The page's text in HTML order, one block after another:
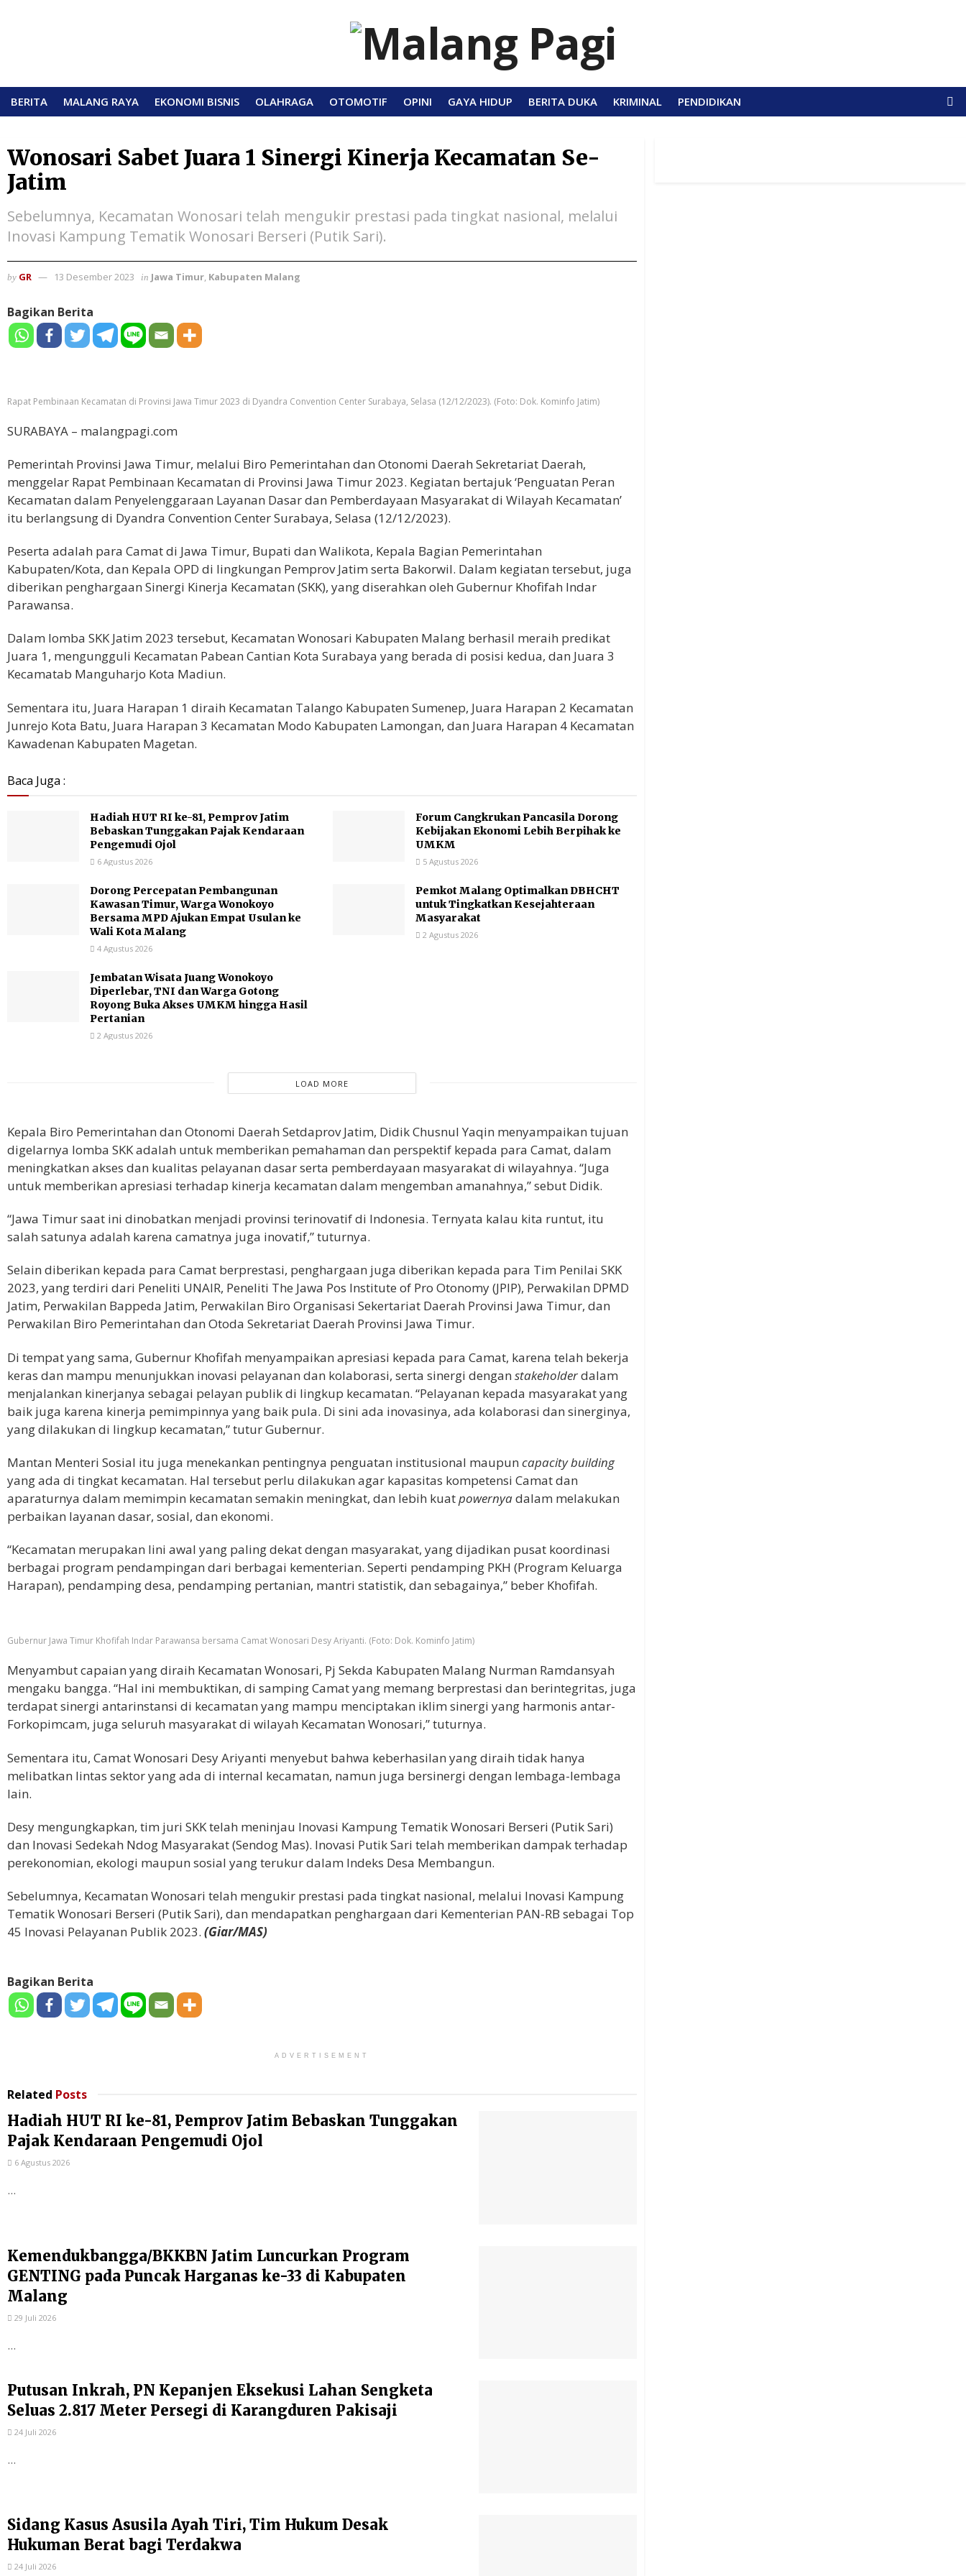
BERITA MALANG RAYA EKONOMI BISNIS OLAHRAGA OTOMOTIF OPINI GAYA HIDUP BERITA DUKA KRIMINAL PENDIDIKAN
Wonosari Sabet Juara 1 Sinergi Kinerja Kecamatan Se-
Jatim
Sebelumnya, Kecamatan Wonosari telah mengukir prestasi pada tingkat nasional, melalui
Inovasi Kampung Tematik Wonosari Berseri (Putik Sari).
by GR 13 Desember 2023 in Jawa Timur Kabupaten Malang
Bagikan Berita
Rapat Pembinaan Kecamatan di Provinsi Jawa Timur 2023 di Dyandra Convention Center Surabaya, Selasa (12/12/2023). (Foto: Dok. Kominfo Jatim)
SURABAYA – malangpagi.com
Pemerintah Provinsi Jawa Timur, melalui Biro Pemerintahan dan Otonomi Daerah Sekretariat Daerah,
menggelar Rapat Pembinaan Kecamatan di Provinsi Jawa Timur 2023. Kegiatan bertajuk ‘Penguatan Peran
Kecamatan dalam Penyelenggaraan Layanan Dasar dan Pemberdayaan Masyarakat di Wilayah Kecamatan’
itu berlangsung di Dyandra Convention Center Surabaya, Selasa (12/12/2023).
Peserta adalah para Camat di Jawa Timur, Bupati dan Walikota, Kepala Bagian Pemerintahan
Kabupaten/Kota, dan Kepala OPD di lingkungan Pemprov Jatim serta Bakorwil. Dalam kegiatan tersebut, juga
diberikan penghargaan Sinergi Kinerja Kecamatan (SKK), yang diserahkan oleh Gubernur Khofifah Indar
Parawansa.
Dalam lomba SKK Jatim 2023 tersebut, Kecamatan Wonosari Kabupaten Malang berhasil meraih predikat
Juara 1, mengungguli Kecamatan Pabean Cantian Kota Surabaya yang berada di posisi kedua, dan Juara 3
Kecamatab Manguharjo Kota Madiun.
Sementara itu, Juara Harapan 1 diraih Kecamatan Talango Kabupaten Sumenep, Juara Harapan 2 Kecamatan
Junrejo Kota Batu, Juara Harapan 3 Kecamatan Modo Kabupaten Lamongan, dan Juara Harapan 4 Kecamatan
Kawadenan Kabupaten Magetan.
Baca Juga :
Hadiah HUT RI ke-81, Pemprov Jatim
Bebaskan Tunggakan Pajak Kendaraan
Pengemudi Ojol
6 Agustus 2026
Forum Cangkrukan Pancasila Dorong
Kebijakan Ekonomi Lebih Berpihak ke
UMKM
5 Agustus 2026
Dorong Percepatan Pembangunan
Kawasan Timur, Warga Wonokoyo
Bersama MPD Ajukan Empat Usulan ke
Wali Kota Malang
4 Agustus 2026
Pemkot Malang Optimalkan DBHCHT
untuk Tingkatkan Kesejahteraan
Masyarakat
2 Agustus 2026
Jembatan Wisata Juang Wonokoyo
Diperlebar, TNI dan Warga Gotong
Royong Buka Akses UMKM hingga Hasil
Pertanian
2 Agustus 2026
LOAD MORE
Kepala Biro Pemerintahan dan Otonomi Daerah Setdaprov Jatim, Didik Chusnul Yaqin menyampaikan tujuan
digelarnya lomba SKK adalah untuk memberikan pemahaman dan perspektif kepada para Camat, dalam
meningkatkan akses dan kualitas pelayanan dasar serta pemberdayaan masyarakat di wilayahnya. “Juga
untuk memberikan apresiasi terhadap kinerja kecamatan dalam mengemban amanahnya,” sebut Didik.
“Jawa Timur saat ini dinobatkan menjadi provinsi terinovatif di Indonesia. Ternyata kalau kita runtut, itu
salah satunya adalah karena camatnya juga inovatif,” tuturnya.
Selain diberikan kepada para Camat berprestasi, penghargaan juga diberikan kepada para Tim Penilai SKK
2023, yang terdiri dari Peneliti UNAIR, Peneliti The Jawa Pos Institute of Pro Otonomy (JPIP), Perwakilan DPMD
Jatim, Perwakilan Bappeda Jatim, Perwakilan Biro Organisasi Sekertariat Daerah Provinsi Jawa Timur, dan
Perwakilan Biro Pemerintahan dan Otoda Sekretariat Daerah Provinsi Jawa Timur.
Di tempat yang sama, Gubernur Khofifah menyampaikan apresiasi kepada para Camat, karena telah bekerja
keras dan mampu menunjukkan inovasi pelayanan dan kolaborasi, serta sinergi dengan stakeholderdalam
menjalankan kinerjanya sebagai pelayan publik di lingkup kecamatan. “Pelayanan kepada masyarakat yang
baik juga karena kinerja pemimpinnya yang baik pula. Di sini ada inovasinya, ada kolaborasi dan sinerginya,
yang dilakukan di lingkup kecamatan,” tutur Gubernur.
Mantan Menteri Sosial itu juga menekankan pentingnya penguatan institusional maupun capacity building
yang ada di tingkat kecamatan. Hal tersebut perlu dilakukan agar kapasitas kompetensi Camat dan
aparaturnya dalam memimpin kecamatan semakin meningkat, dan lebih kuatpowernyadalam melakukan
perbaikan layanan dasar, sosial, dan ekonomi.
“Kecamatan merupakan lini awal yang paling dekat dengan masyarakat, yang dijadikan pusat koordinasi
berbagai program pendampingan dari berbagai kementerian. Seperti pendamping PKH (Program Keluarga
Harapan), pendamping desa, pendamping pertanian, mantri statistik, dan sebagainya,” beber Khofifah.
Gubernur Jawa Timur Khofifah Indar Parawansa bersama Camat Wonosari Desy Ariyanti. (Foto: Dok. Kominfo Jatim)
Menyambut capaian yang diraih Kecamatan Wonosari, Pj Sekda Kabupaten Malang Nurman Ramdansyah
mengaku bangga. “Hal ini membuktikan, di samping Camat yang memang berprestasi dan berintegritas, juga
terdapat sinergi antarinstansi di kecamatan yang mampu menciptakan iklim sinergi yang harmonis antar-
Forkopimcam, juga seluruh masyarakat di wilayah Kecamatan Wonosari,” tuturnya.
Sementara itu, Camat Wonosari Desy Ariyanti menyebut bahwa keberhasilan yang diraih tidak hanya
melibatkan lintas sektor yang ada di internal kecamatan, namun juga bersinergi dengan lembaga-lembaga
lain.
Desy mengungkapkan, tim juri SKK telah meninjau Inovasi Kampung Tematik Wonosari Berseri (Putik Sari)
dan Inovasi Sedekah Ndog Masyarakat (Sendog Mas). Inovasi Putik Sari telah memberikan dampak terhadap
perekonomian, ekologi maupun sosial yang terukur dalam Indeks Desa Membangun.
Sebelumnya, Kecamatan Wonosari telah mengukir prestasi pada tingkat nasional, melalui Inovasi Kampung
Tematik Wonosari Berseri (Putik Sari), dan mendapatkan penghargaan dari Kementerian PAN-RB sebagai Top
45 Inovasi Pelayanan Publik 2023. (Giar/MAS)
Bagikan Berita
ADVERTISEMENT
Related Posts
Hadiah HUT RI ke-81, Pemprov Jatim Bebaskan Tunggakan
Pajak Kendaraan Pengemudi Ojol
6 Agustus 2026
...
Kemendukbangga/BKKBN Jatim Luncurkan Program
GENTING pada Puncak Harganas ke-33 di Kabupaten
Malang
29 Juli 2026
...
Putusan Inkrah, PN Kepanjen Eksekusi Lahan Sengketa
Seluas 2.817 Meter Persegi di Karangduren Pakisaji
24 Juli 2026
...
Sidang Kasus Asusila Ayah Tiri, Tim Hukum Desak
Hukuman Berat bagi Terdakwa
24 Juli 2026